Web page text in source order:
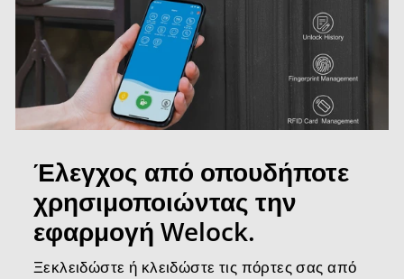
Έλεγχος από οπουδήποτε
χρησιμοποιώντας την
εφαρμογή Welock.
Ξεκλειδώστε ή κλειδώστε τις πόρτες σας από